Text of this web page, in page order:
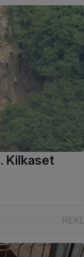
Kilkaset